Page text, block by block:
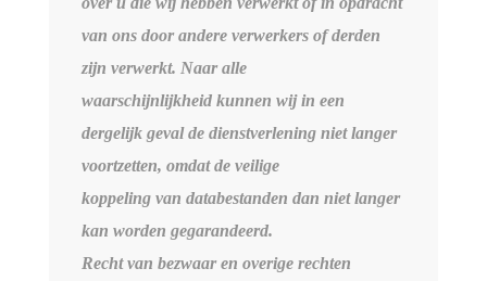
van ons door andere verwerkers of derden
zijn verwerkt. Naar alle
waarschijnlijkheid kunnen wij in een
dergelijk geval de dienstverlening niet langer
voortzetten, omdat de veilige
koppeling van databestanden dan niet langer
kan worden gegarandeerd.
Recht van bezwaar en overige rechten